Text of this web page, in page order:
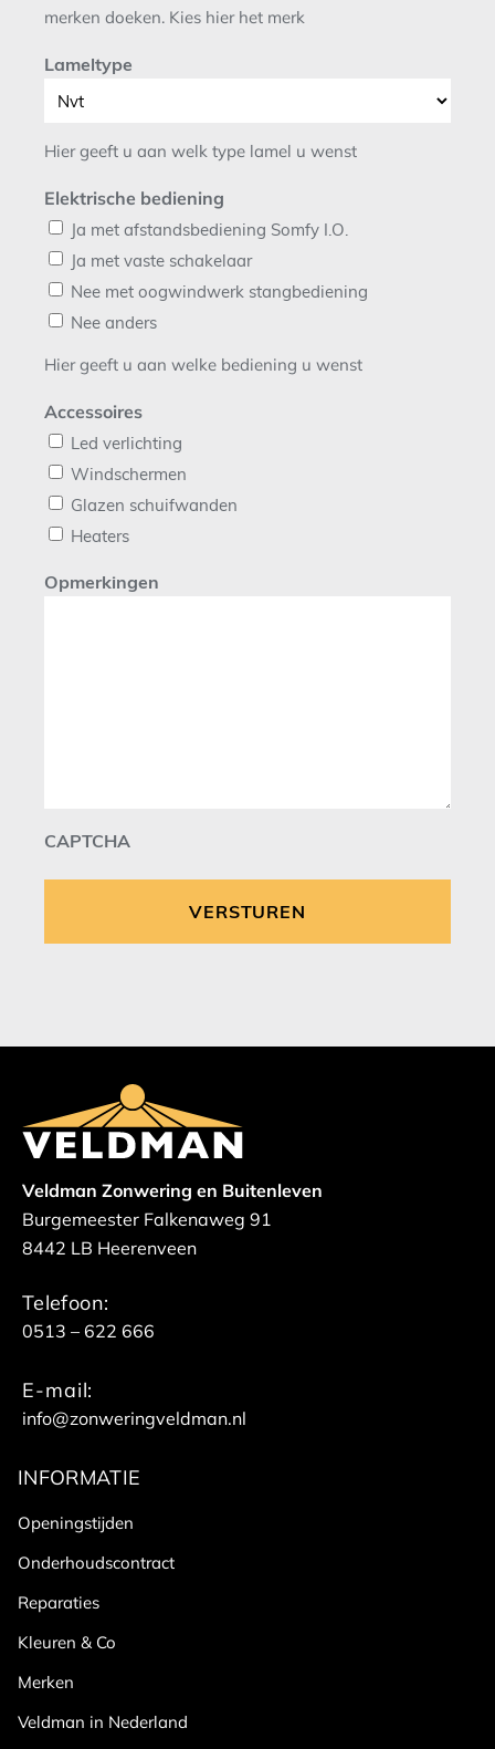
merken doeken. Kies hier het merk
Lameltype
Hier geeft u aan welk type lamel u wenst
Elektrische bediening
Ja met afstandsbediening Somfy I.O.
Ja met vaste schakelaar
Nee met oogwindwerk stangbediening
Nee anders
Hier geeft u aan welke bediening u wenst
Accessoires
Led verlichting
Windschermen
Glazen schuifwanden
Heaters
Opmerkingen
CAPTCHA
Veldman Zonwering en Buitenleven
Burgemeester Falkenaweg 91
8442 LB Heerenveen
Telefoon:
0513 – 622 666
E-mail:
info@zonweringveldman.nl
INFORMATIE
Openingstijden
Onderhoudscontract
Reparaties
Kleuren & Co
Merken
Veldman in Nederland